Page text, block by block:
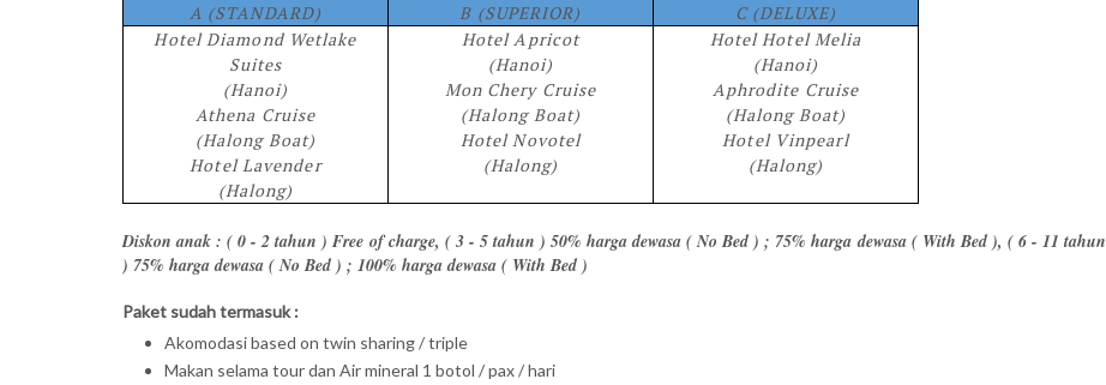
A (STANDARD)
B (SUPERIOR)
C (DELUXE)
Hotel Diamond Wetlake
Suites
(Hanoi)
Athena Cruise
(Halong Boat)
Hotel Lavender
(Halong)
Hotel Apricot
(Hanoi)
Mon Chery Cruise
(Halong Boat)
Hotel Novotel
(Halong)
Hotel Hotel Melia
(Hanoi)
Aphrodite Cruise
(Halong Boat)
Hotel Vinpearl
(Halong)
Diskon anak : ( 0 - 2 tahun ) Free of charge, ( 3 - 5 tahun ) 50% harga dewasa ( No Bed ) ; 75% harga dewasa ( With Bed ), ( 6 - 11 tahun
) 75% harga dewasa ( No Bed ) ; 100% harga dewasa ( With Bed )
Paket sudah termasuk :
Akomodasi based on twin sharing / triple
Makan selama tour dan Air mineral 1 botol / pax / hari